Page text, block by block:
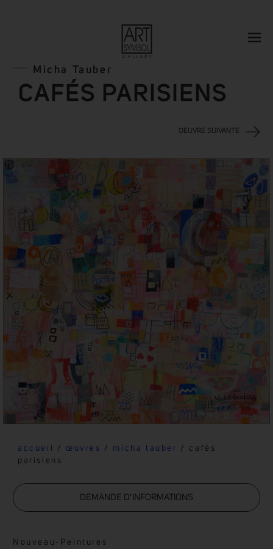
accueil / œuvres / micha tauber
/ cafés
parisiens
DEMANDE D’INFORMATIONS
Nouveau - Peintures
Micha Tauber
CAFÉS PARISIENS
OEUVRE SUIVANTE